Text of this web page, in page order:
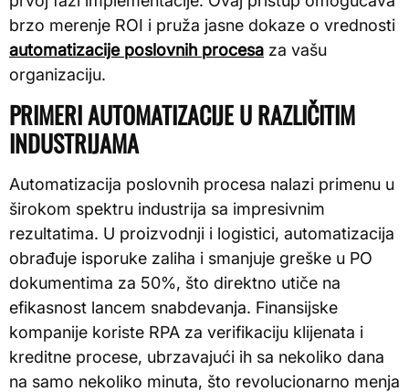
brzo merenje ROI i pruža jasne dokaze o vrednosti
automatizacije poslovnih procesa za vašu
organizaciju.
PRIMERI AUTOMATIZACIJE U RAZLIČITIM
INDUSTRIJAMA
Automatizacija poslovnih procesa nalazi primenu u
širokom spektru industrija sa impresivnim
rezultatima. U proizvodnji i logistici, automatizacija
obrađuje isporuke zaliha i smanjuje greške u PO
dokumentima za 50%, što direktno utiče na
efikasnost lancem snabdevanja. Finansijske
kompanije koriste RPA za verifikaciju klijenata i
kreditne procese, ubrzavajući ih sa nekoliko dana
na samo nekoliko minuta, što revolucionarno menja